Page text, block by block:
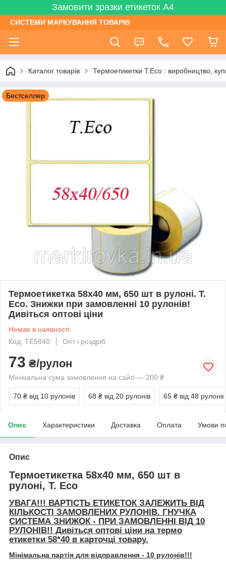
Замовити зразки етикеток А4
СИСТЕМИ МАРКУВАННЯ ТОВАРІВ
Каталог товарів Термоетикетки T.Eсо : виробництво,
Бестселлер
Термоетикетка 58х40 мм, 650 шт в рулоні. T.
Eco. Знижки при замовленні 10 рулонів!
Дивіться оптові ціни
Немає в наявності
Код: TE5840
Опт і роздріб
73 ₴/рулон
Мінімальна сума замовлення на сайті — 200 ₴
70 ₴ від 10 рулонів 68 ₴ від 20 рулонів 65 ₴ від 48 рулонів
Опис Характеристики Доставка Оплата Умови
Опис
Термоетикетка 58x40 мм, 650 шт в
рулоні, T. Eco
УВАГА!!! ВАРТІСТЬ ЕТИКЕТОК ЗАЛЕЖИТЬ ВІД
КІЛЬКОСТІ ЗАМОВЛЕНИХ РУЛОНІВ. ГНУЧКА
СИСТЕМА ЗНИЖОК - ПРИ ЗАМОВЛЕННІ ВІД 10
РУЛОНІВ!! Дивіться оптові ціни на термо
етикетки 58*40 в карточці товару.
Мінімальна партія для відправлення - 10 рулонів!!!